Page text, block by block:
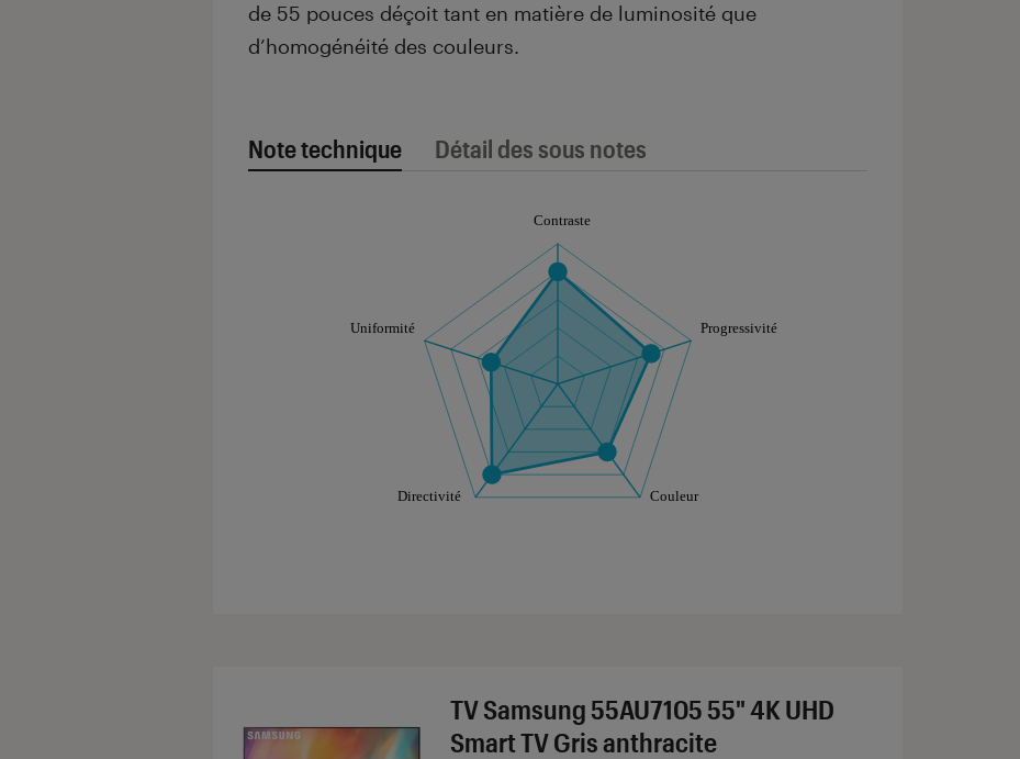
de 55 pouces déçoit tant en matière de luminosité que
d’homogénéité des couleurs.
Note technique Détail des sous notes
TV Samsung 55AU7105 55" 4K UHD
Smart TV Gris anthracite